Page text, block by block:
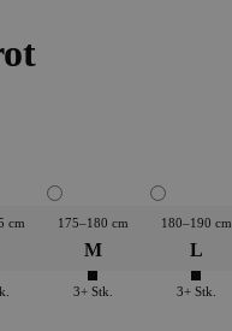
cm 175–180 cm
M
3+ Stk.
180–190 cm
L
3+ Stk.